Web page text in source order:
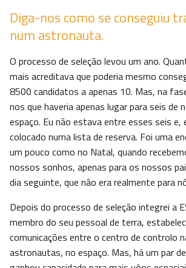
Diga-nos como se conseguiu
num astronauta.
O processo de seleção levou um ano.
mais acreditava que poderia mesmo
8500 candidatos a apenas 10. Mas, na
nos que haveria apenas lugar para seis de
espaço. Eu não estava entre esses seis e,
colocado numa lista de reserva. Foi uma
um pouco como no Natal, quando
nossos sonhos, apenas para os nossos
dia seguinte, que não era realmente para
Depois do processo de seleção integrei a
membro do seu pessoal de terra,
comunicações entre o centro de controlo
astronautas, no espaço. Mas, há um par